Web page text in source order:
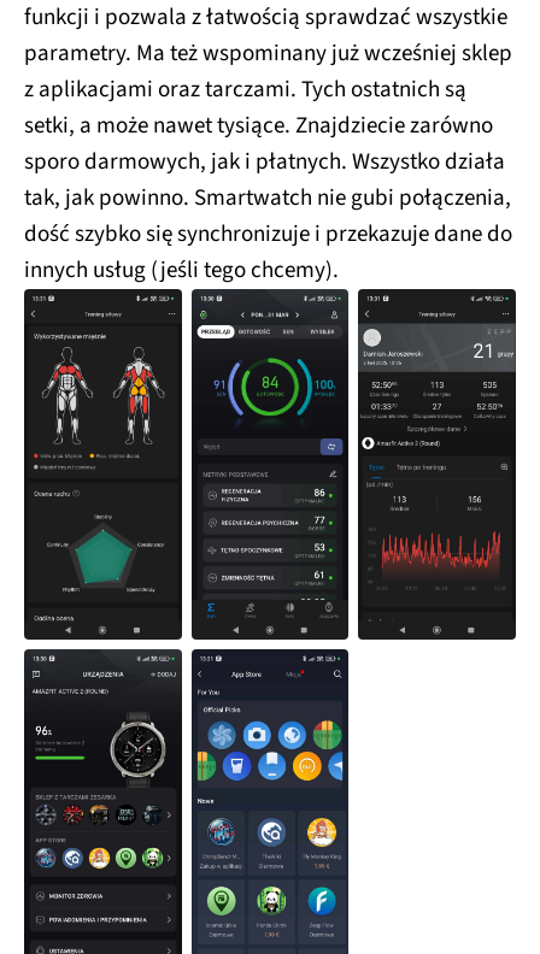
funkcji i pozwala z łatwością sprawdzać wszystkie
parametry. Ma też wspominany już wcześniej sklep
z aplikacjami oraz tarczami. Tych ostatnich są
setki, a może nawet tysiące. Znajdziecie zarówno
sporo darmowych, jak i płatnych. Wszystko działa
tak, jak powinno. Smartwatch nie gubi połączenia,
dość szybko się synchronizuje i przekazuje dane do
innych usług (jeśli tego chcemy).